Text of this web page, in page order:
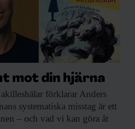
mot din hjärna
förklarar Anders
systematiska misstag är ett
– och vad vi kan göra åt